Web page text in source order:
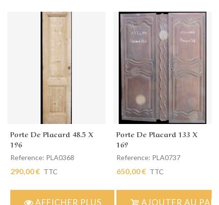
Porte De Placard 48.5 X
196
Reference: PLA0368
290,00 € TTC
AFFICHER PLUS
Porte De Placard 133 X
169
Reference: PLA0737
650,00 € TTC
AJOUTER AU